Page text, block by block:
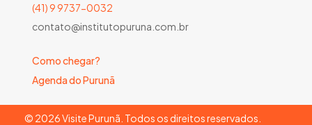
(41) 9 9737-0032
contato@institutopuruna.com.br
Como chegar?
Agenda do Purunã
© 2026Visite Purunã. Todos os direitos reservados.